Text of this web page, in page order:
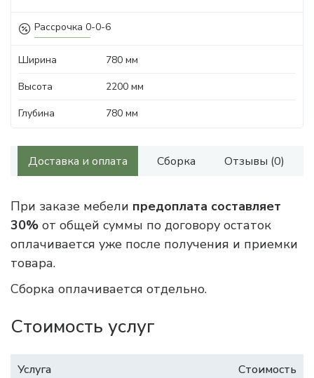
Рассрочка 0-0-6
Ширина
780 мм
Высота
2200 мм
Глубина
780 мм
Доставка и оплата Сборка Отзывы (0)
При заказе мебели предоплата составляет
30% от общей суммы по договору остаток
оплачивается уже после получения и приемки
товара.
Сборка оплачивается отдельно.
Стоимость услуг
Услуга
Стоимость